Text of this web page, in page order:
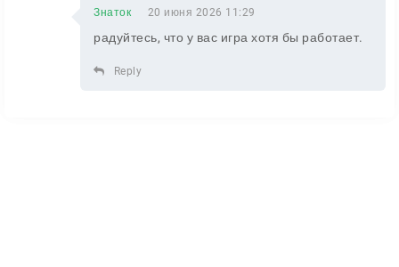
Знаток 20 июня 2026 11:29
радуйтесь, что у вас игра хотя бы работает.
Reply